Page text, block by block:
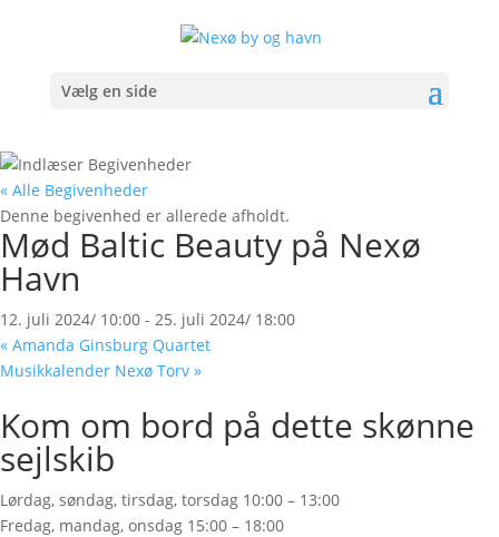
Vælg en side
« Alle Begivenheder
Denne begivenhed er allerede afholdt.
Mød Baltic Beauty på Nexø
Havn
12. juli 2024/ 10:00 - 25. juli 2024/ 18:00
« Amanda Ginsburg Quartet
Musikkalender Nexø Torv »
Kom om bord på dette skønne
sejlskib
Lørdag, søndag, tirsdag, torsdag 10:00 – 13:00
Fredag, mandag, onsdag 15:00 – 18:00